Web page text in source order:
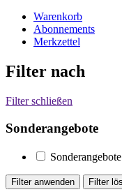
Warenkorb
Abonnements
Merkzettel
Filter nach
Filter schließen
Sonderangebote
Sonderangebote